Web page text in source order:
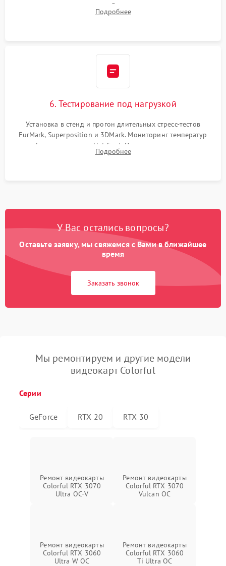
термопрокладок правильной толщины на память и цепи
питания. Монтаж радиатора и бэкплейта, подключение и
Подробнее
6. Тестирование под нагрузкой
Установка в стенд и прогон длительных стресс-тестов
FurMark, Superposition и 3DMark. Мониторинг температур
графического чипа и Hot Spot. Проверка на отсутствие
артефактов изображения, вылетов драйвера и зависаний.
Подробнее
У Вас остались вопросы?
Оставьте заявку, мы свяжемся с Вами в ближайшее
время
Заказать звонок
Мы ремонтируем и другие модели
видеокарт Colorful
Серии
GeForce RTX 20 RTX 30
Ремонт видеокарты
Colorful RTX 3070
Ultra OC-V
Ремонт видеокарты
Colorful RTX 3070
Vulcan OC
Ремонт видеокарты
Colorful RTX 3060
Ultra W OC
Ремонт видеокарты
Colorful RTX 3060
Ti Ultra OC